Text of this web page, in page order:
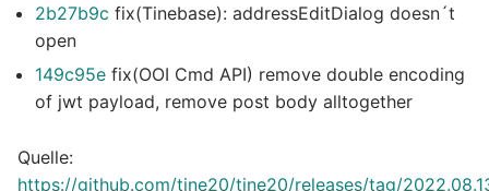
2b27b9c fix(Tinebase): addressEditDialog doesn´t
open
149c95e fix(OOI Cmd API) remove double encoding
of jwt payload, remove post body alltogether
Quelle:
https://github.com/tine20/tine20/releases/tag/